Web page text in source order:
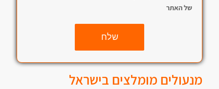
של האתר
שלח
מנעולים מומלצים בישראל